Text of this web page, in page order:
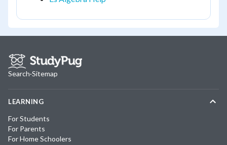
Search·Sitemap
LEARNING
For Students
For Parents
For Home Schoolers